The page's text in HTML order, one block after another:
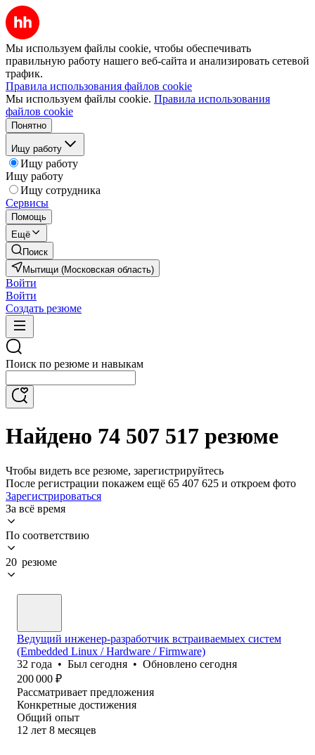
Мы используем файлы cookie, чтобы обеспечивать
правильную работу нашего веб-сайта и анализировать сетевой
трафик.
Правила использования файлов cookie
Мы используем файлы cookie. Правила использования
файлов cookie
Понятно
Ищу работу
Ищу работу
Ищу работу
Ищу сотрудника
Сервисы
Помощь
Ещё
Поиск
Мытищи (Московская область)
Войти
Войти
Создать резюме
Поиск по резюме и навыкам
Найдено 74 507 517 резюме
Чтобы видеть все резюме, зарегистрируйтесь
После регистрации покажем ещё 65 407 625 и откроем фото
Зарегистрироваться
За всё время
По соответствию
20 резюме
Ведущий инженер-разработчик встраиваемыех систем
(Embedded Linux / Hardware / Firmware)
32 года • Был сегодня • Обновлено сегодня
200 000 ₽
Рассматривает предложения
Конкретные достижения
Общий опыт
12 лет 8 месяцев